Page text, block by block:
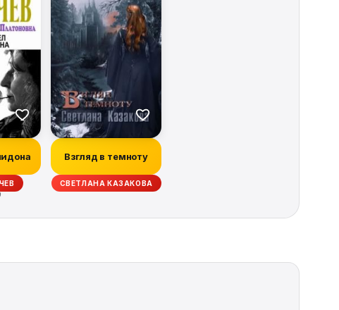
Взгляд в темноту
СВЕТЛАНА КАЗАКОВА